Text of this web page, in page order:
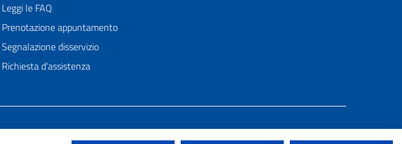
Leggi le FAQ
Prenotazione appuntamento
Segnalazione disservizio
Richiesta d'assistenza